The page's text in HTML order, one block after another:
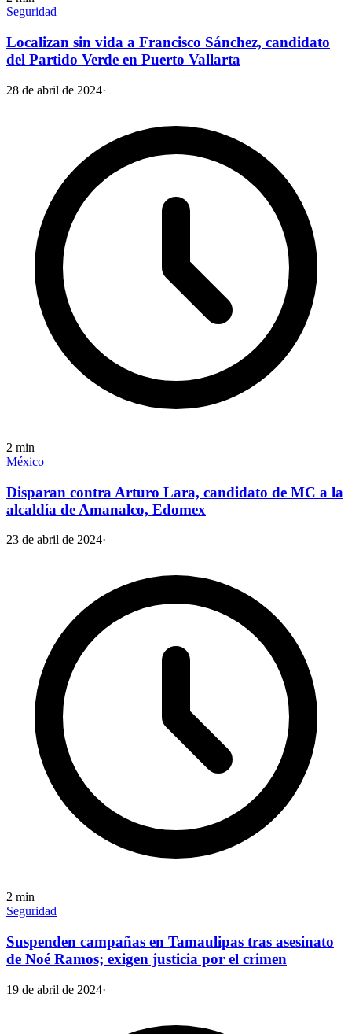
Seguridad
Localizan sin vida a Francisco Sánchez, candidato
del Partido Verde en Puerto Vallarta
28 de abril de 2024·
2 min
México
Disparan contra Arturo Lara, candidato de MC a la
alcaldía de Amanalco, Edomex
23 de abril de 2024·
2 min
Seguridad
Suspenden campañas en Tamaulipas tras asesinato
de Noé Ramos; exigen justicia por el crimen
19 de abril de 2024·